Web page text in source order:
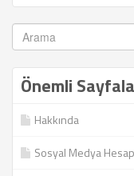
Önemli
Hakkında
Sosyal Medya